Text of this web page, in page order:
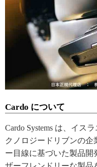
Cardo について
Cardo Systems は、イス
クノロジードリブンの
ー目線に基づいた製品開